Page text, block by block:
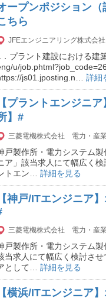
ープンポジション
ちら
JFEエンジニアリング株式会社
．プラント建設における建
u/
js01.jposting.n… 詳細
【プラントエンジニ
】#
三菱電機株式会社 電力・産
戸製作所・電力システム
ア」該当求人にて幅広く
トエン… 詳細を見る
【神戸/ITエンジニア
三菱電機株式会社 電力・産
戸製作所・電力システム
当求人にて幅広く検討さ
として… 詳細を見る
【横浜/ITエンジニア